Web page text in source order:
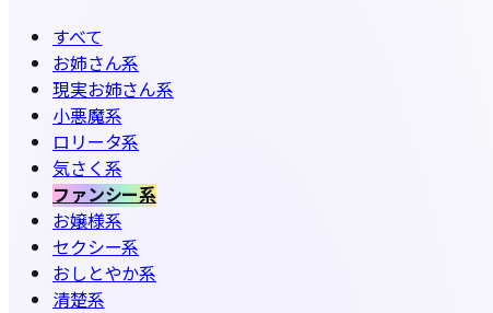
すべて
お姉さん系
現実お姉さん系
小悪魔系
ロリータ系
気さく系
ファンシー系
お嬢様系
セクシー系
おしとやか系
清楚系